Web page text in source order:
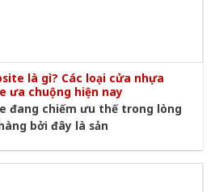
là gì? Các loại cửa nhựa
ưa chuộng hiện nay
đang chiếm ưu thế trong lòng
bởi đây là sản